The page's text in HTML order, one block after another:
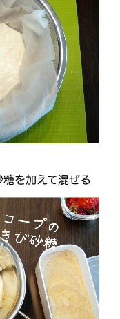
を加えて混ぜる